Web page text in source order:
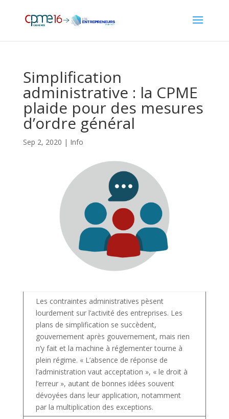
Simplification
administrative : la CPME
plaide pour des mesures
d’ordre général
Sep 2, 2020 | Info
Les contraintes administratives pèsent
lourdement sur l’activité des entreprises. Les
plans de simplification se succèdent,
gouvernement après gouvernement, mais rien
n’y fait et la machine à réglementer tourne à
plein régime. « L’absence de réponse de
l’administration vaut acceptation », « le droit à
l’erreur », autant de bonnes idées souvent
dévoyées dans leur application, notamment
par la multiplication des exceptions.